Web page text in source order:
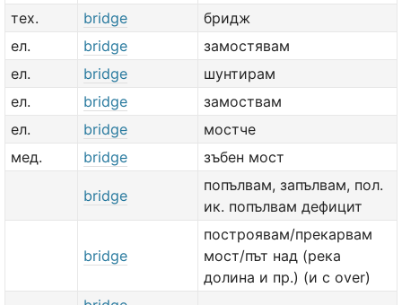
тех.
bridge
бридж
ел.
bridge
замостявам
ел.
bridge
шунтирам
ел.
bridge
замоствам
ел.
bridge
мостче
мед.
bridge зъбен мост
bridge
попълвам, запълвам, пол.
ик. попълвам дефицит
bridge
построявам/прекарвам
мост/път над (река
долина и пр.) (и с over)